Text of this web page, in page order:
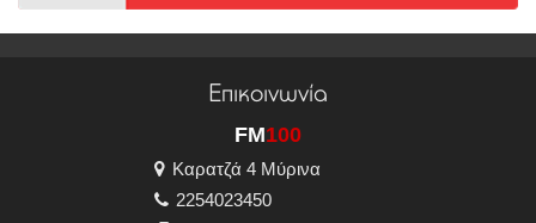
Επικοινωνία
FM100
Καρατζά 4 Μύρινα
2254023450